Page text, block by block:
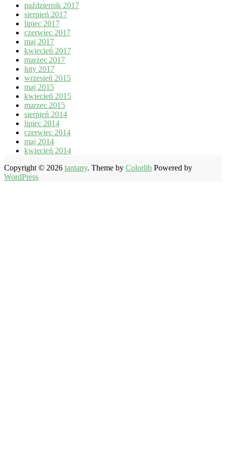
październik 2017
sierpień 2017
lipiec 2017
czerwiec 2017
maj 2017
kwiecień 2017
marzec 2017
luty 2017
wrzesień 2015
maj 2015
kwiecień 2015
marzec 2015
sierpień 2014
lipiec 2014
czerwiec 2014
maj 2014
kwiecień 2014
Copyright © 2026 tantany. Theme by Colorlib Powered by
WordPress